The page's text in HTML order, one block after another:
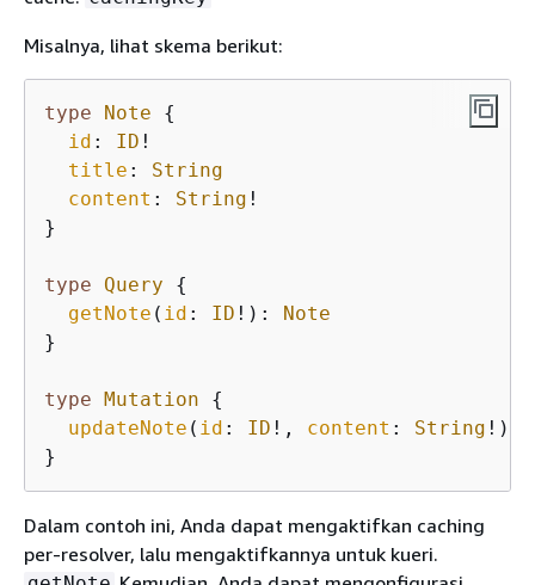
Misalnya, lihat skema berikut:
type Note
{
id : ID !
title : String
content : String !
}
type Query
{
getNote ( id : ID !): Note
}
type Mutation
{
updateNote ( id : ID !, content : String !):
}
Dalam contoh ini, Anda dapat mengaktifkan caching
per-resolver, lalu mengaktifkannya untuk kueri.